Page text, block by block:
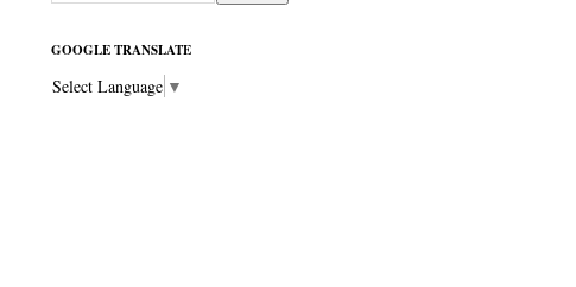
GOOGLE TRANSLATE
Select Language ▼